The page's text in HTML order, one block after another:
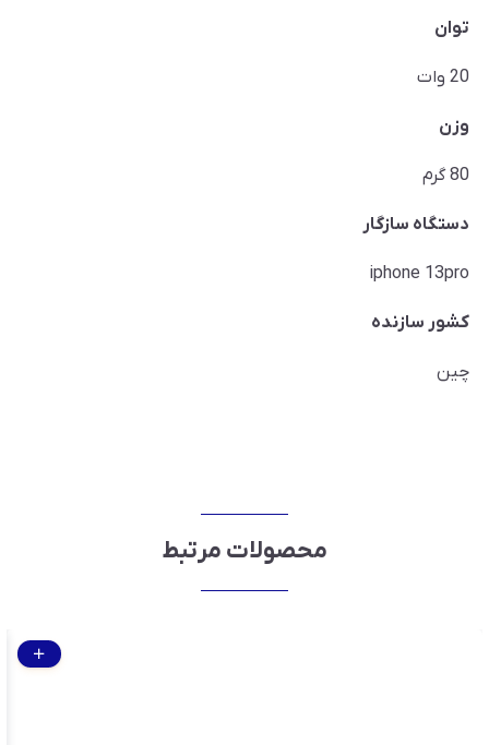
توان
20 وات
وزن
80 گرم
دستگاه سازگار
iphone 13pro
کشور سازنده
چین
محصولات مرتبط